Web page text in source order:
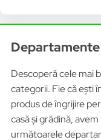
Departamente
Descoperă cele mai
categorii. Fie că ești
produs de îngrijire
casă și grădină,
următoarele